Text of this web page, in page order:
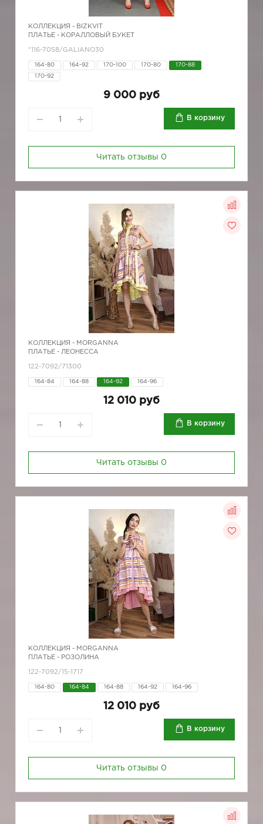
КОЛЛЕКЦИЯ - BIZKVIT
ПЛАТЬЕ - КОРАЛЛОВЫЙ БУКЕТ
*116-7058/GALIANO30
164-80 164-92 170-100 170-80 170-88
170-92
9 000 руб
В корзину
Читать отзывы 0
КОЛЛЕКЦИЯ - MORGANNA
ПЛАТЬЕ - ЛЕОНЕССА
122-7092/71300
164-84 164-88 164-92 164-96
12 010 руб
В корзину
Читать отзывы 0
КОЛЛЕКЦИЯ - MORGANNA
ПЛАТЬЕ - РОЗОЛИНА
122-7092/15-1717
164-80 164-84 164-88 164-92 164-96
12 010 руб
В корзину
Читать отзывы 0